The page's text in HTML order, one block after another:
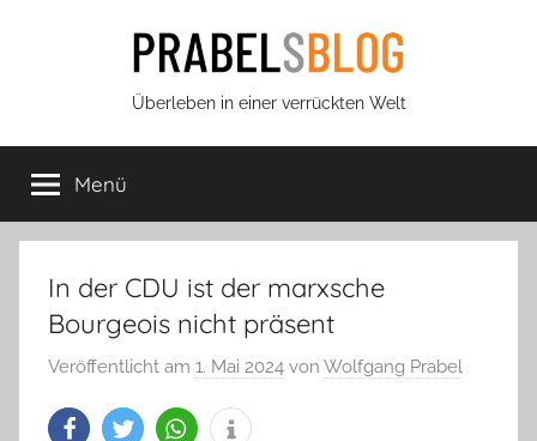
Prabels
Blog
Überleben in einer verrückten Welt
Menü
In der CDU ist der marxsche
Bourgeois nicht präsent
Veröffentlicht am 1. Mai 2024 von Wolfgang Prabel